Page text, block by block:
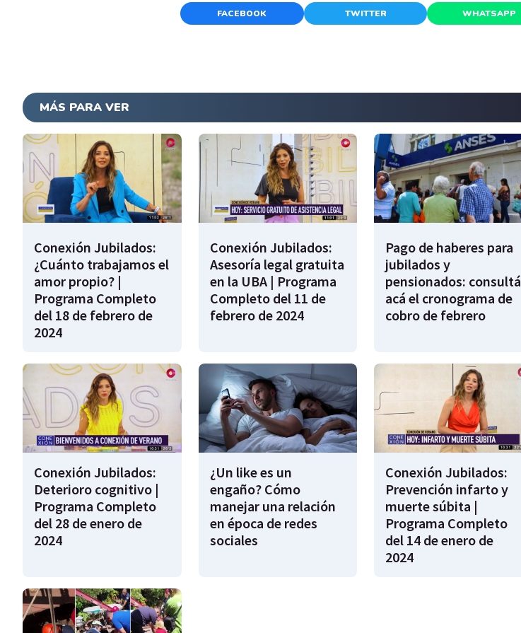
FACEBOOK TWITTER WHATSAPP
MÁS PARA VER
Conexión Jubilados:
¿Cuánto trabajamos el
amor propio? |
Programa Completo
del 18 de febrero de
2024
Conexión Jubilados:
Asesoría legal gratuita
en la UBA | Programa
Completo del 11 de
febrero de 2024
Pago de haberes para
jubilados y
pensionados: consultá
acá el cronograma de
cobro de febrero
Conexión Jubilados:
Deterioro cognitivo |
Programa Completo
del 28 de enero de
2024
¿Un like es un
engaño? Cómo
manejar una relación
en época de redes
sociales
Conexión Jubilados:
Prevención infarto y
muerte súbita |
Programa Completo
del 14 de enero de
2024